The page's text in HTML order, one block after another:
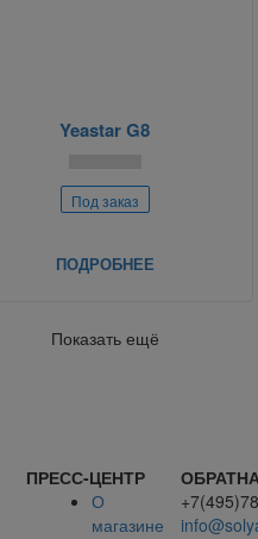
Yeastar G8
Под заказ
ПОДРОБНЕЕ
Показать ещё
ПРЕСС-ЦЕНТР
О
магазине